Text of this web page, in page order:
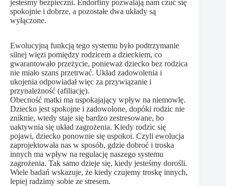
jesteśmy bezpieczni. Endorfiny pozwalają nam czuć się
spokojnie i dobrze, a pozostałe dwa układy są
wyłączone.
Ewolucyjną funkcją tego systemu było podtrzymanie
silnej więzi pomiędzy rodzicem a dzieckiem, co
gwarantowało przeżycie, ponieważ dziecko bez rodzica
nie miało szans przetrwać. Układ zadowolenia i
ukojenia odpowiadał więc za przywiązanie i
przynależność (afiliację).
Obecność matki ma uspokajający wpływ na niemowlę.
Dziecko jest spokojne i zadowolone, dopóki rodzic nie
zniknie, wtedy staje się bardzo zestresowane, bo
uaktywnia się układ zagrożenia. Kiedy rodzic się
pojawi, dziecko ponownie się uspokoi. Czyli ewolucja
zaprojektowała nas w sposób, gdzie dobroć i troska
innych ma wpływ na regulację naszego systemu
zagrożenia. Tak samo dzieje się, kiedy jesteśmy dorośli.
Wiele badań wskazuje, że kiedy czujemy troskę innych,
lepiej radzimy sobie ze stresem.